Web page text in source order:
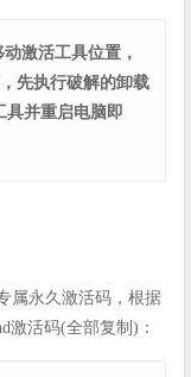
激活工具位置，
先执行破解的卸载
具并重启电脑即
属永久激活码，根据
激活码(全部复制)：